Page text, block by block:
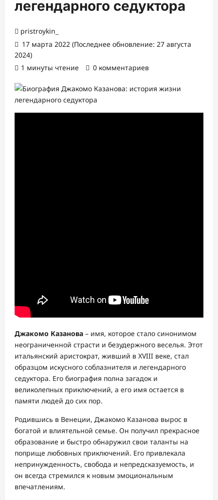
легендарного седуктора
pristroykin_
17 марта 2022 (Последнее обновление: 27 августа
2024)
1 минуты чтение
0 комментариев
Джакомо Казанова – имя, которое стало синонимом
неограниченной страсти и безудержного веселья. Этот
итальянский аристократ, живший в XVIII веке, стал
образцом искусного соблазнителя и легендарного
седуктора. Его биография полна загадок и
великолепных приключений, а его имя остается в
памяти людей до сих пор.
Родившись в Венеции, Джакомо Казанова вырос в
богатой и влиятельной семье. Он получил прекрасное
образование и быстро обнаружил свои таланты на
поприще любовных приключений. Его привлекала
непринужденность, свобода и непредсказуемость, и
он всегда стремился к новым эмоциональным
впечатлениям.